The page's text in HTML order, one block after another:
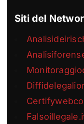
Siti del